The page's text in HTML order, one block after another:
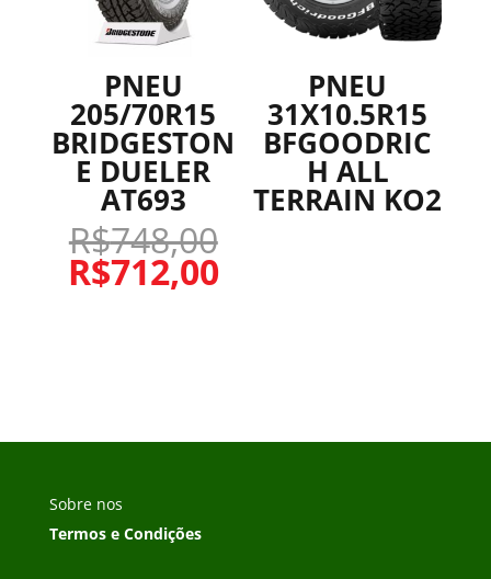
PNEU
205/70R15
BRIDGESTON
E DUELER
AT693
R$748,00
R$712,00
PNEU
31X10.5R15
BFGOODRIC
H ALL
TERRAIN KO2
Sobre nos
Termos e Condições